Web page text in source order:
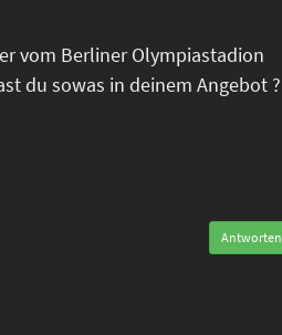
vom Berliner Olympiastadion
du sowas in deinem Angebot ?
Antworten